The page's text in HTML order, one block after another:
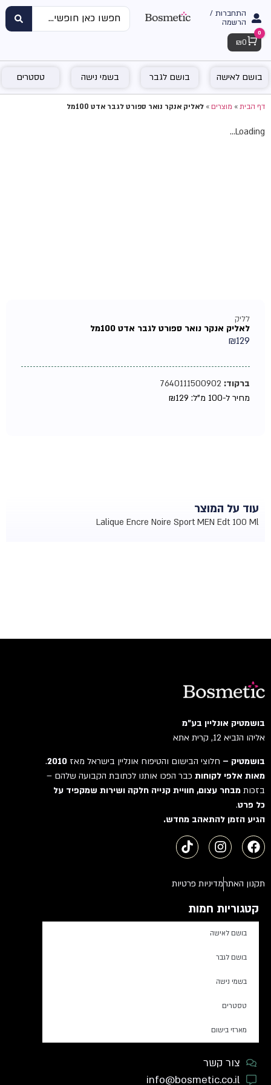
התחברות /
הרשמה
Cart
0
₪ 0
בושם לאישה בושם לגבר בשמי נישה טסטרים
דף הבית»מוצרים»לאליק אנקר נואר ספורט לגבר אדט 100מל
Loading...
לליק
לאליק אנקר נואר ספורט לגבר אדט 100מל
₪129
ברקוד:7640111500902
מחיר ל-100 מ"ל:
₪129
עוד על המוצר
Lalique Encre Noire Sport MEN Edt 100 Ml
בושמטיק אונליין בע"מ
אליהו הנביא 12, קרית אתא
בושמטיק –חלוצי הבישום והטיפוח אונליין בישראל מאז2010
.
מאות אלפי לקוחותכבר הפכו אותנו לכתובת הקבועה שלהם –
בזכותמבחר עצום, חוויית קנייה חלקה ושירות שמקפיד על
כל פרט.
הגיע הזמן להתאהב מחדש.
תקנון האתרמדיניות פרטיות
קטגוריות חמות
בושם לאישה
בושם לגבר
בשמי נישה
טסטרים
מארזי בישום
צור קשר
info@bosmetic.co.il